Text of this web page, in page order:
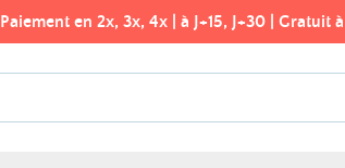
Paiement en 2x, 3x, 4x | à J+15, J+30 | Gratuit